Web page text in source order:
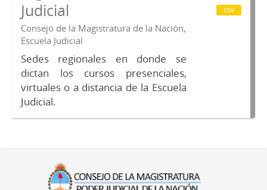
Judicial
Consejo de la Magistratura de la Nación,
Escuela Judicial
Sedes regionales en donde se
dictan los cursos presenciales,
virtuales o a distancia de la Escuela
Judicial.
csv